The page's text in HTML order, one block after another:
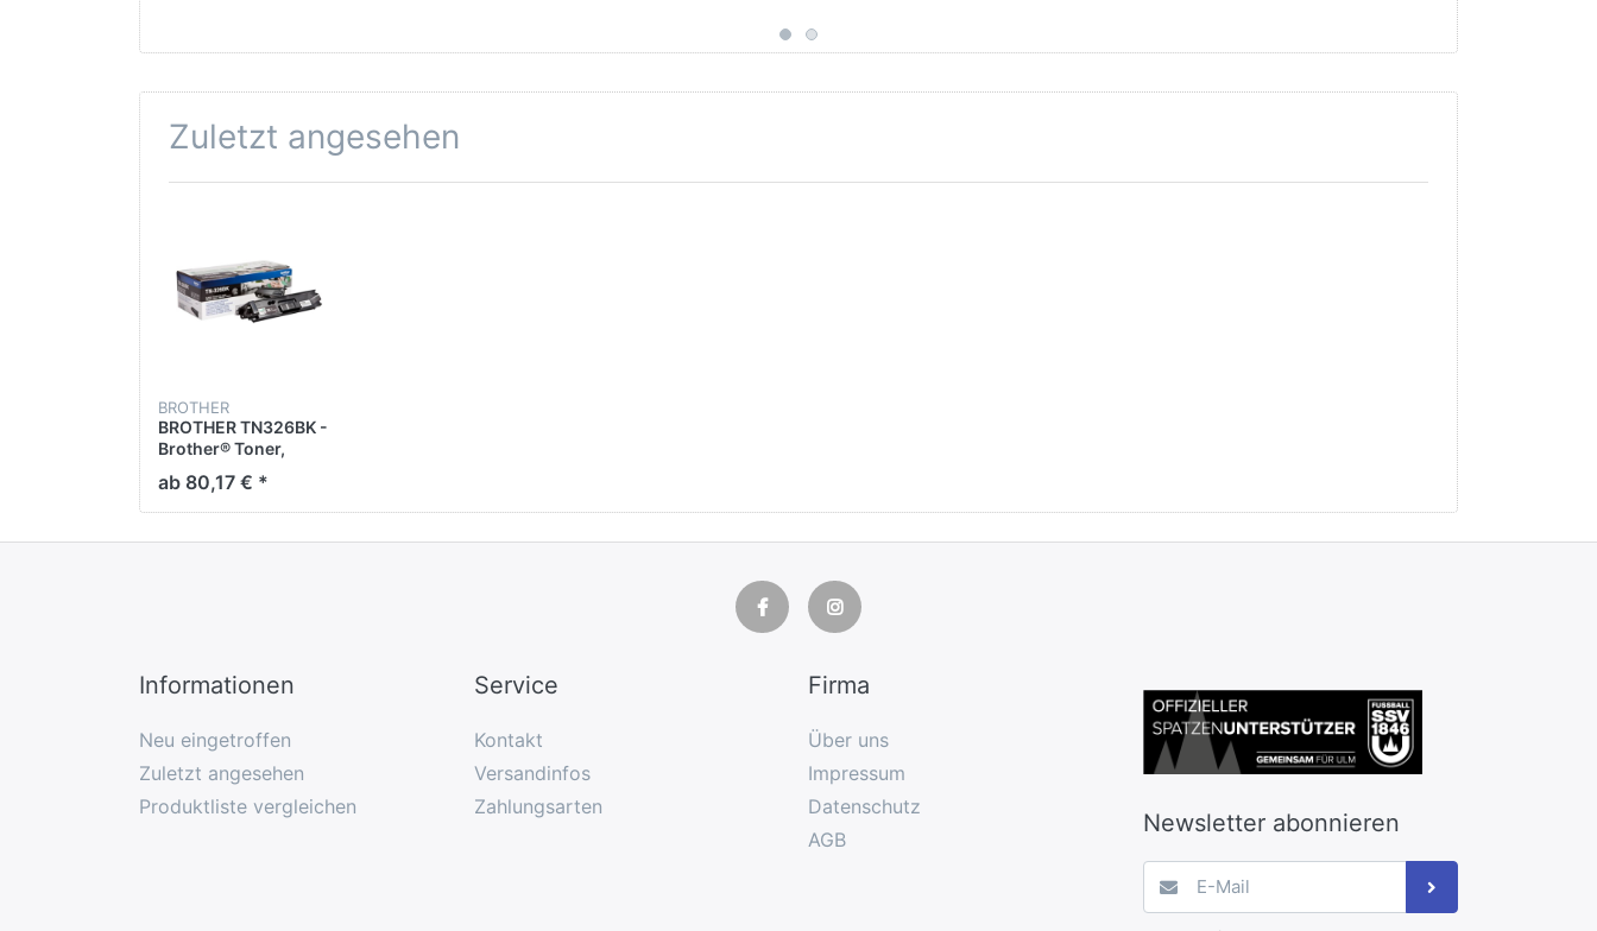
Zuletzt angesehen
BROTHER
BROTHER TN326BK -
Brother® Toner,
4.000 Seiten
ab 80,17 € *
Informationen
Neu eingetroffen
Zuletzt angesehen
Produktliste vergleichen
Service
Kontakt
Versandinfos
Zahlungsarten
Firma
Über uns
Impressum
Datenschutz
AGB
Newsletter abonnieren